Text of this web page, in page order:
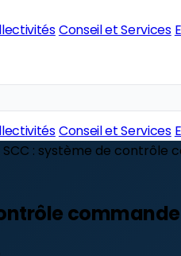
Conseil et Services
Conseil et Services
SCC : système de contrôle